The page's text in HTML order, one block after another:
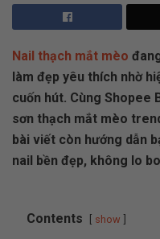
Nail thạch mắt mèo
làm đẹp yêu thích nhờ
cuốn hút. Cùng Shopee
sơn thạch mắt mèo
bài viết còn hướng dẫn
nail bền đẹp, không lo
Contents show